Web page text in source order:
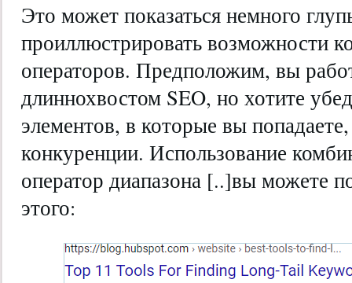
Это может показаться немного
проиллюстрировать возможности
операторов. Предположим, вы
длиннохвостом SEO, но хотите
элементов, в которые вы
конкуренции. Использование
оператор диапазона [..]вы можете
этого: